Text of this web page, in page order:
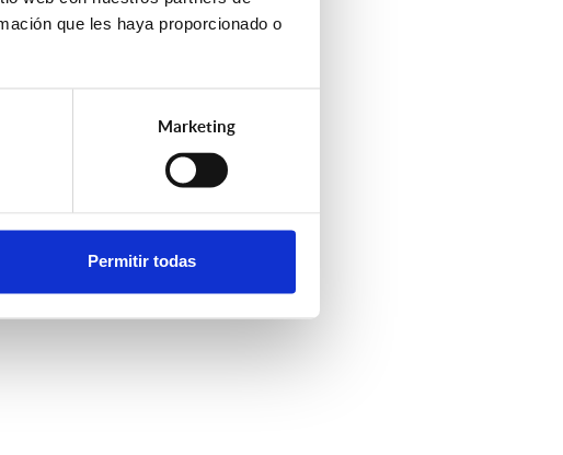
que les haya proporcionado o
Marketing
Permitir todas